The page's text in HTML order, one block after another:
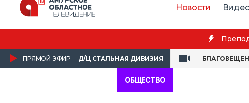
Новости Видео
Преподаватель Амурской
ПРЯМОЙ ЭФИР Д/Ц СТАЛЬНАЯ ДИВИЗИЯ
ОБЩЕСТВО